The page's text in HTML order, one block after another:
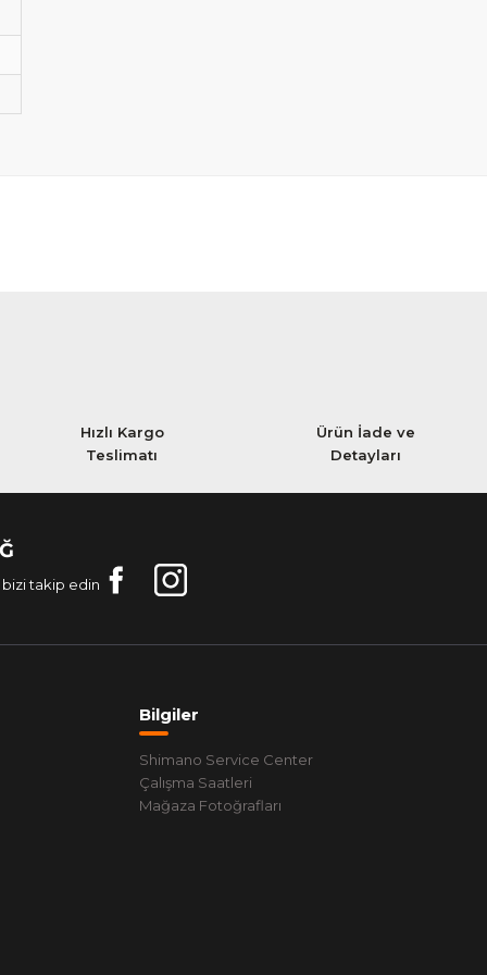
Hızlı Kargo
Teslimatı
Ürün İade ve
Detayları
takip edin
Bilgiler
Shimano Service Center
Çalışma Saatleri
Mağaza Fotoğrafları